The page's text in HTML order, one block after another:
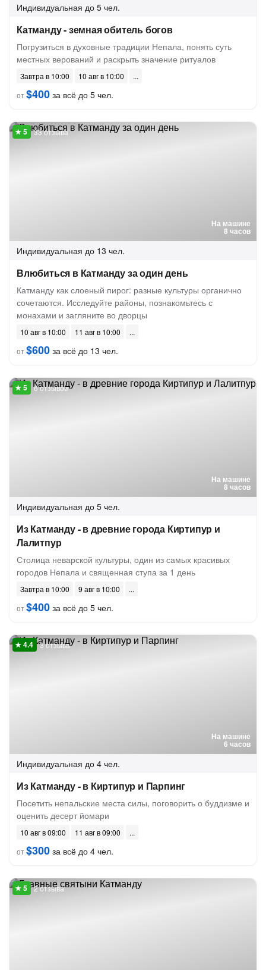
Индивидуальная до 5 чел.
Катманду - земная обитель богов
Погрузиться в духовные традиции Непала, понять суть
местных верований и раскрыть значение ритуалов
Завтра в 10:00
10 авг в 10:00
от$400 за всё до 5 чел.
На машине
8 часов
33 отзыва
Индивидуальная до 13 чел.
Влюбиться в Катманду за один день
Катманду как слоеный пирог: разные культуры органично
сочетаются. Исследуйте районы, познакомьтесь с
монахами и загляните во дворцы
10 авг в 10:00
11 авг в 10:00
от$600 за всё до 13 чел.
На машине
8 часов
6 отзывов
Индивидуальная до 5 чел.
Из Катманду - в древние города Киртипур и
Лалитпур
Столица неварской культуры, один из самых красивых
городов Непала и священная ступа за 1 день
Завтра в 10:00
9 авг в 10:00
от$400 за всё до 5 чел.
На машине
6 часов
3 отзыва
Индивидуальная до 4 чел.
Из Катманду - в Киртипур и Парпинг
Посетить непальские места силы, поговорить о буддизме и
оценить десерт йомари
10 авг в 09:00
11 авг в 09:00
от$300 за всё до 4 чел.
2 отзыва